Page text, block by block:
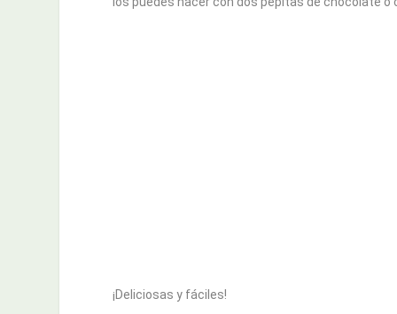
¡Deliciosas y fáciles!